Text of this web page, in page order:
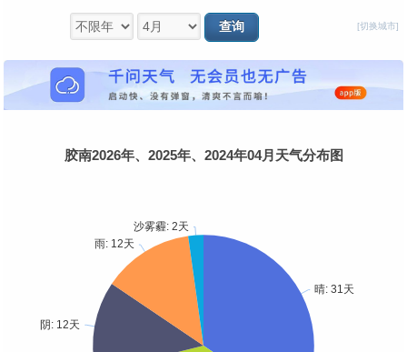
[切换城市]
胶南2026年、2025年、2024年04月天气分布图